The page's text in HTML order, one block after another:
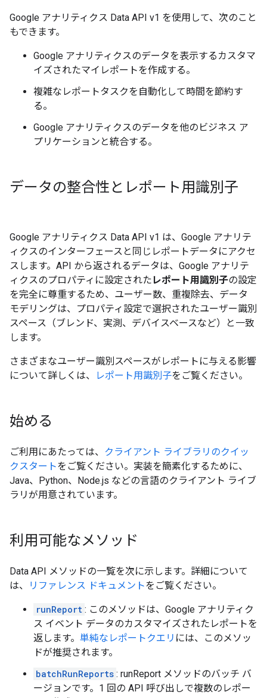
Google アナリティクス Data API v1 を使用して、次のこと
もできます。
Google アナリティクスのデータを表示するカスタマ
イズされたマイレポートを作成する。
複雑なレポートタスクを自動化して時間を節約す
る。
Google アナリティクスのデータを他のビジネス ア
プリケーションと統合する。
データの整合性とレポート用識別子
Google アナリティクス Data API v1 は、Google アナリテ
ィクスのインターフェースと同じレポートデータにアクセ
スします。API から返されるデータは、Google アナリテ
ィクスのプロパティに設定された レポート用識別子の設定
を完全に尊重するため、ユーザー数、重複除去、データ
モデリングは、プロパティ設定で選択されたユーザー識別
スペース（ブレンド、実測、デバイスベースなど）と一致
します。
さまざまなユーザー識別スペースがレポートに与える影響
について詳しくは、
レポート用識別子をご覧ください。
始める
ご利用にあたっては、 クライアント ライブラリのクイッ
クスタートをご覧ください。実装を簡素化するために、
Java、Python、Node.js などの言語のクライアント ライブ
ラリが用意されています。
利用可能なメソッド
Data API メソッドの一覧を次に示します。詳細について
は、
リファレンス ドキュメントをご覧ください。
runReport : このメソッドは、Google アナリティク
ス イベント データのカスタマイズされたレポートを
返します。 単純なレポートクエリ には、このメソッ
ドが推奨されます。
batchRunReports : runReport メソッドのバッチ バ
ージョンです。1 回の API 呼び出しで複数のレポー